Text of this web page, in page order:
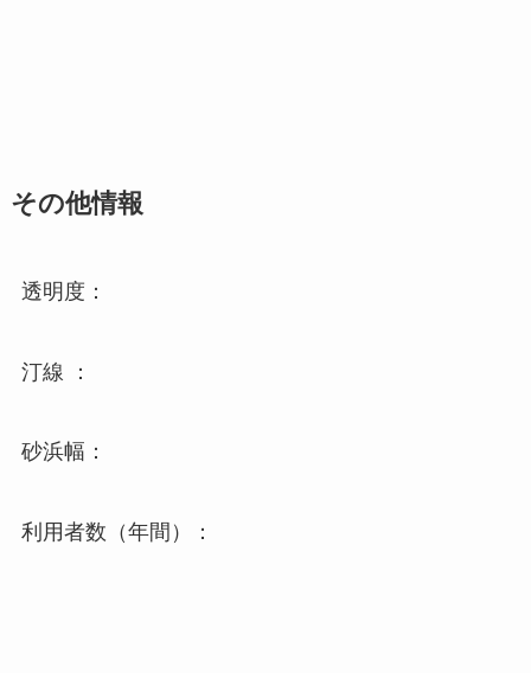
その他情報
透明度：
汀線 ：
砂浜幅：
利用者数（年間）：